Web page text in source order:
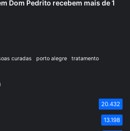
Dom Pedrito recebem mais de 1
curadas porto alegre tratamento
20.432
13.198